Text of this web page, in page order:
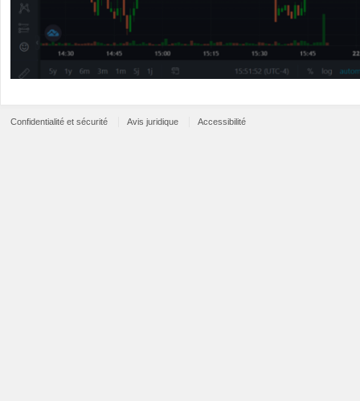
Confidentialité et sécurité Avis juridique Accessibilité